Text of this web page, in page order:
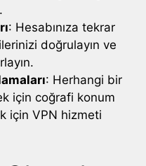
: Hesabınıza tekrar
doğrulayın ve
: Herhangi bir
için coğrafi konum
için VPN hizmeti